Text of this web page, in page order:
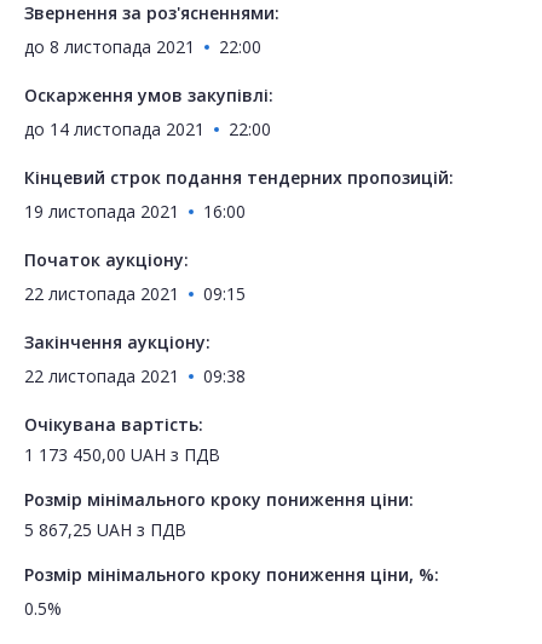
Звернення за роз'ясненнями:
до 8 листопада 2021 22:00
Оскарження умов закупівлі:
до 14 листопада 2021 22:00
Кінцевий строк подання тендерних пропозицій:
19 листопада 2021
16:00
Початок аукціону:
22 листопада 2021
09:15
Закінчення аукціону:
22 листопада 2021
09:38
Очікувана вартість:
1 173 450,00 UAH з ПДВ
Розмір мінімального кроку пониження ціни:
5 867,25 UAH з ПДВ
Розмір мінімального кроку пониження ціни, %:
0.5%